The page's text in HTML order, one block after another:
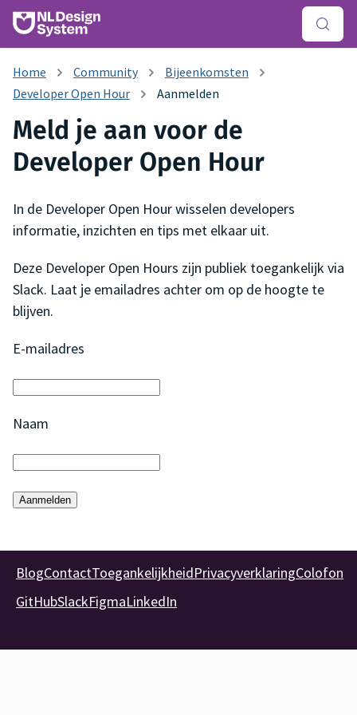
Community
Bijeenkomsten
Developer Open Hour
Aanmelden
Meld je aan voor de
Developer Open Hour
In de Developer Open Hour wisselen developers
informatie, inzichten en tips met elkaar uit.
Deze Developer Open Hours zijn publiek toegankelijk via
Slack. Laat je emailadres achter om op de hoogte te
blijven.
E-mailadres
Naam
Aanmelden
BlogContactToegankelijkheidPrivacyverklaringColofon
GitHubSlackFigmaLinkedIn